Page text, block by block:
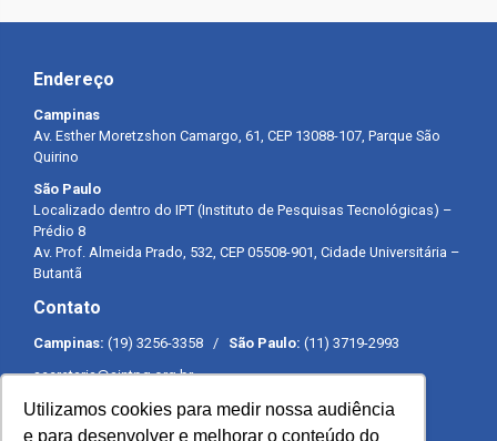
Utilizamos cookies para medir nossa audiência
e para desenvolver e melhorar o conteúdo do
Endereço
Campinas
Av. Esther Moretzshon Camargo, 61, CEP 13088-107, Parque São
Quirino
São Paulo
Localizado dentro do IPT (Instituto de Pesquisas Tecnológicas) –
Prédio 8
Av. Prof. Almeida Prado, 532, CEP 05508-901, Cidade Universitária –
Butantã
Contato
Campinas: (19) 3256-3358 / São Paulo: (11) 3719-2993
secretaria@sintpq.org.br
Expediente